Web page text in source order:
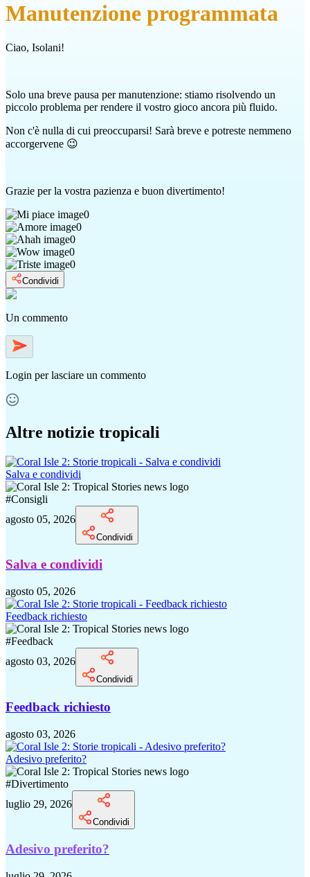
Manutenzione programmata
Ciao, Isolani!
Solo una breve pausa per manutenzione: stiamo risolvendo un
piccolo problema per rendere il vostro gioco ancora più fluido.
Non c'è nulla di cui preoccuparsi! Sarà breve e potreste nemmeno
accorgervene 😉
Grazie per la vostra pazienza e buon divertimento!
0
0
0
0
0
Condividi
Un commento
Login per lasciare un commento
Altre notizie tropicali
Salva e condividi
#Consigli
agosto 05, 2026
Condividi
Salva e condividi
agosto 05, 2026
Feedback richiesto
#Feedback
agosto 03, 2026
Condividi
Feedback richiesto
agosto 03, 2026
Adesivo preferito?
#Divertimento
luglio 29, 2026
Condividi
Adesivo preferito?